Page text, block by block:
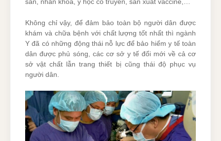
sản, nhãn khoa, y học cổ truyền, sản xuất vaccine,…
Không chỉ vậy, để đảm bảo toàn bộ người dân được
khám và chữa bệnh với chất lượng tốt nhất thì ngành
Y đã có những động thái nỗ lực để bảo hiểm y tế toàn
dân được phủ sóng, các cơ sở y tế đổi mới về cả cơ
sở vật chất lẫn trang thiết bị cũng thái độ phục vụ
người dân.